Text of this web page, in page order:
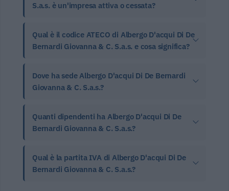
S.a.s. è un'impresa attiva o cessata?
Qual è il codice ATECO di Albergo D'acqui Di De
Bernardi Giovanna & C. S.a.s. e cosa significa?
Dove ha sede Albergo D'acqui Di De Bernardi
Giovanna & C. S.a.s.?
Quanti dipendenti ha Albergo D'acqui Di De
Bernardi Giovanna & C. S.a.s.?
Qual è la partita IVA di Albergo D'acqui Di De
Bernardi Giovanna & C. S.a.s.?